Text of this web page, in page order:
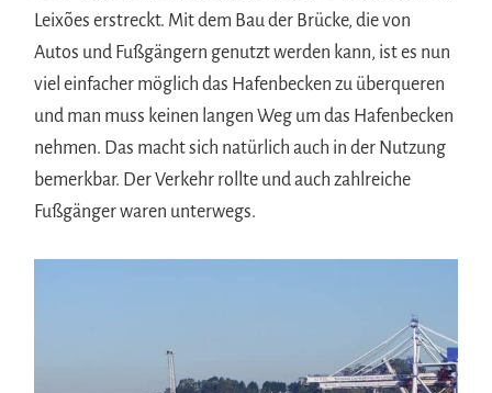
Leixões erstreckt. Mit dem Bau der Brücke, die von
Autos und Fußgängern genutzt werden kann, ist es nun
viel einfacher möglich das Hafenbecken zu überqueren
und man muss keinen langen Weg um das Hafenbecken
nehmen. Das macht sich natürlich auch in der Nutzung
bemerkbar. Der Verkehr rollte und auch zahlreiche
Fußgänger waren unterwegs.